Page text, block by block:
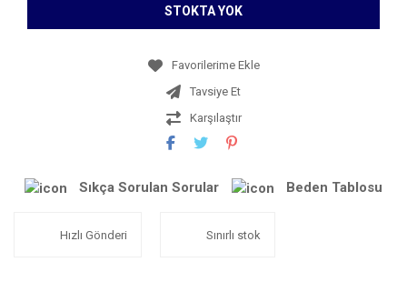
STOKTA YOK
Tavsiye Et
Karşılaştır
Sıkça Sorulan Sorular Beden Tablosu
Hızlı Gönderi Sınırlı stok